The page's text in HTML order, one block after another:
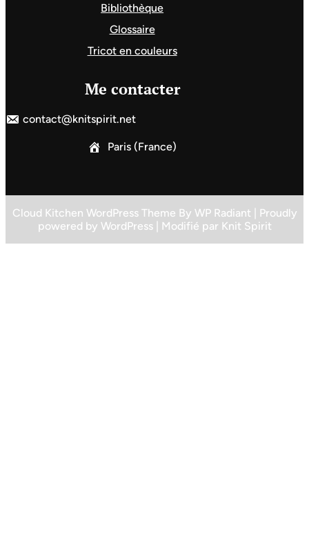
Bibliothèque
Glossaire
Tricot en couleurs
Me contacter
contact@knitspirit.net
Paris (France)
Cloud Kitchen WordPress Theme By WP Radiant | Proudly
powered by WordPress| Modifié par Knit Spirit